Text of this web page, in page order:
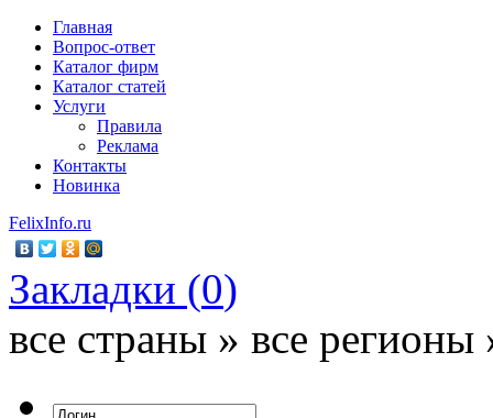
Главная
Вопрос-ответ
Каталог фирм
Каталог статей
Услуги
Правила
Реклама
Контакты
Новинка
FelixInfo.ru
Закладки (0)
все страны » все регионы